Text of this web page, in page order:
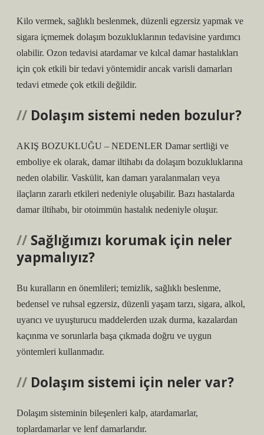
Kilo vermek, sağlıklı beslenmek, düzenli egzersiz yapmak ve
sigara içmemek dolaşım bozukluklarının tedavisine yardımcı
olabilir. Ozon tedavisi atardamar ve kılcal damar hastalıkları
için çok etkili bir tedavi yöntemidir ancak varisli damarları
tedavi etmede çok etkili değildir.
Dolaşım sistemi neden bozulur?
AKIŞ BOZUKLUĞU – NEDENLER Damar sertliği ve
emboliye ek olarak, damar iltihabı da dolaşım bozukluklarına
neden olabilir. Vaskülit, kan damarı yaralanmaları veya
ilaçların zararlı etkileri nedeniyle oluşabilir. Bazı hastalarda
damar iltihabı, bir otoimmün hastalık nedeniyle oluşur.
Sağlığımızı korumak için neler
yapmalıyız?
Bu kuralların en önemlileri; temizlik, sağlıklı beslenme,
bedensel ve ruhsal egzersiz, düzenli yaşam tarzı, sigara, alkol,
uyarıcı ve uyuşturucu maddelerden uzak durma, kazalardan
kaçınma ve sorunlarla başa çıkmada doğru ve uygun
yöntemleri kullanmadır.
Dolaşım sistemi için neler var?
Dolaşım sisteminin bileşenleri kalp, atardamarlar,
toplardamarlar ve lenf damarlarıdır.